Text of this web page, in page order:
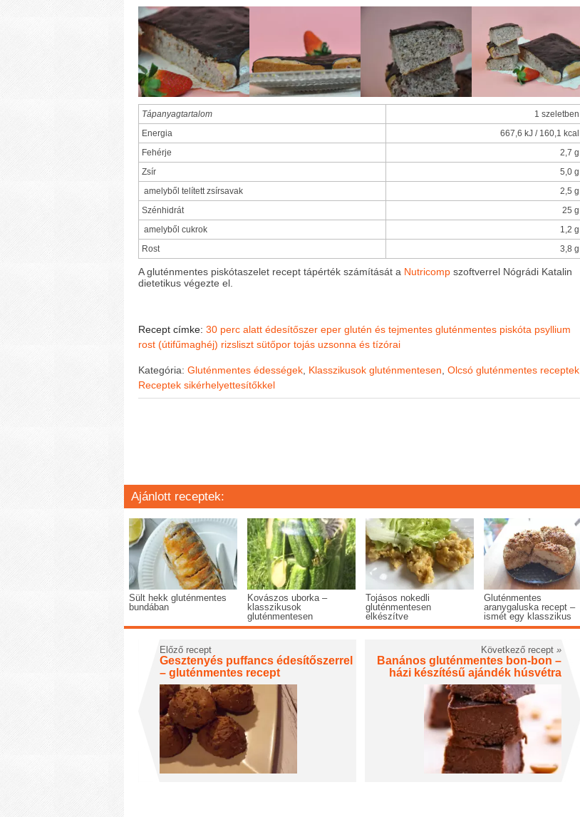
Tápanyagtartalom
1 szeletben
Energia
667,6 kJ / 160,1 kcal
Fehérje
2,7 g
Zsír
5,0 g
amelyből telített zsírsavak
2,5 g
Szénhidrát
25 g
amelyből cukrok
1,2 g
Rost
3,8 g
A gluténmentes piskótaszelet recept tápérték számítását a Nutricomp szoftverrel Nógrádi Katalin
dietetikus végezte el.
Recept címke: 30 perc alatt édesítőszer eper glutén és tejmentes gluténmentes piskóta psyllium
rost (útifűmaghéj) rizsliszt sütőpor tojás uzsonna és tízórai
Kategória: Gluténmentes édességek Klasszikusok gluténmentesen Olcsó gluténmentes receptek
Receptek sikérhelyettesítőkkel
Ajánlott receptek:
Sült hekk gluténmentes
bundában
Kovászos uborka –
klasszikusok
gluténmentesen
Tojásos nokedli
gluténmentesen
elkészítve
Gluténmentes
aranygaluska recept –
ismét egy klasszikus
Előző recept
Gesztenyés puffancs édesítőszerrel
– gluténmentes recept
Következő recept »
Banános gluténmentes bon-bon –
házi készítésű ajándék húsvétra